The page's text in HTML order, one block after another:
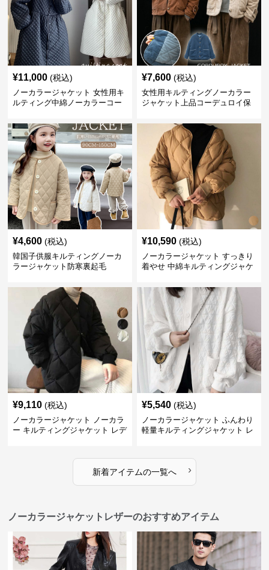
¥11,000 (税込)
ノーカラージャケット 女性用キ
ルティング中綿ノーカラーコー
¥7,600 (税込)
女性用キルティングノーカラー
ジャケット上品コーデュロイ保
¥4,600 (税込)
韓国子供服キルティングノーカ
ラージャケット防寒裏起毛
¥10,590 (税込)
ノーカラージャケット すっきり
着やせ 中綿キルティングジャケ
¥9,110 (税込)
ノーカラージャケット ノーカラ
ー キルティングジャケット レデ
¥5,540 (税込)
ノーカラージャケット ふんわり
軽量キルティングジャケット レ
新着アイテムの一覧へ ›
ノーカラージャケットレザーのおすすめアイテム